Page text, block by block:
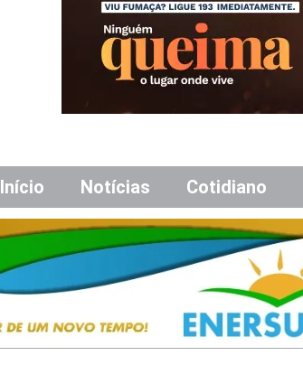
Início Notícias Cotidiano